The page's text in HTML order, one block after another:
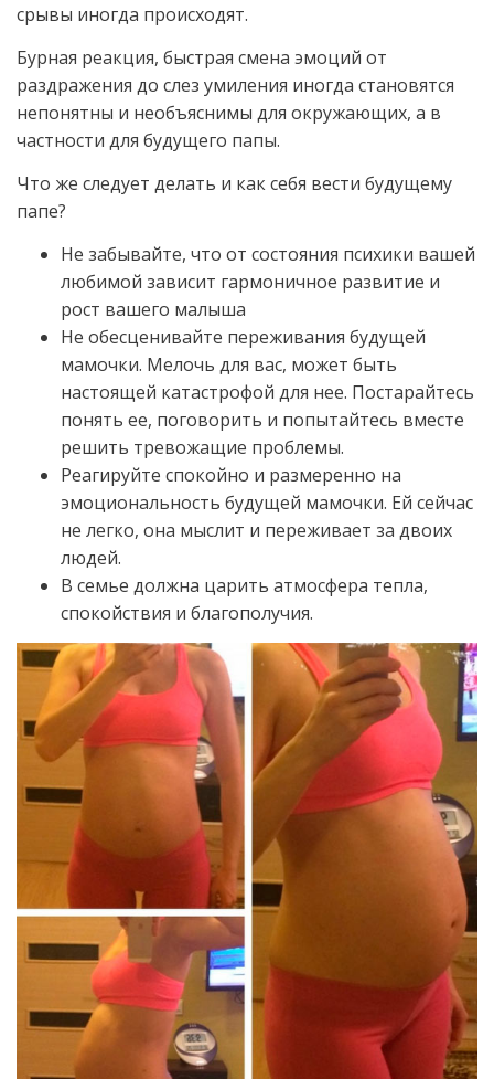
срывы иногда происходят.
Бурная реакция, быстрая смена эмоций от
раздражения до слез умиления иногда становятся
непонятны и необъяснимы для окружающих, а в
частности для будущего папы.
Что же следует делать и как себя вести будущему
папе?
Не забывайте, что от состояния психики вашей
любимой зависит гармоничное развитие и
рост вашего малыша
Не обесценивайте переживания будущей
мамочки. Мелочь для вас, может быть
настоящей катастрофой для нее. Постарайтесь
понять ее, поговорить и попытайтесь вместе
решить тревожащие проблемы.
Реагируйте спокойно и размеренно на
эмоциональность будущей мамочки. Ей сейчас
не легко, она мыслит и переживает за двоих
людей.
В семье должна царить атмосфера тепла,
спокойствия и благополучия.